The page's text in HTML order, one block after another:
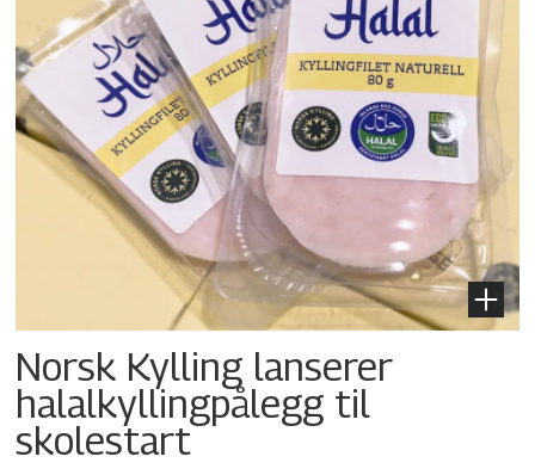
Norsk Kylling lanserer
halalkylling­pålegg til
skolestart